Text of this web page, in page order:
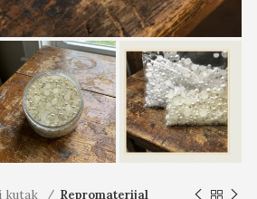
kutak Repromaterijal